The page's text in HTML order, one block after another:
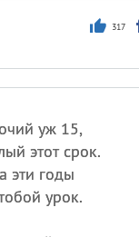
317
уж 15,
этот срок.
эти годы
урок.